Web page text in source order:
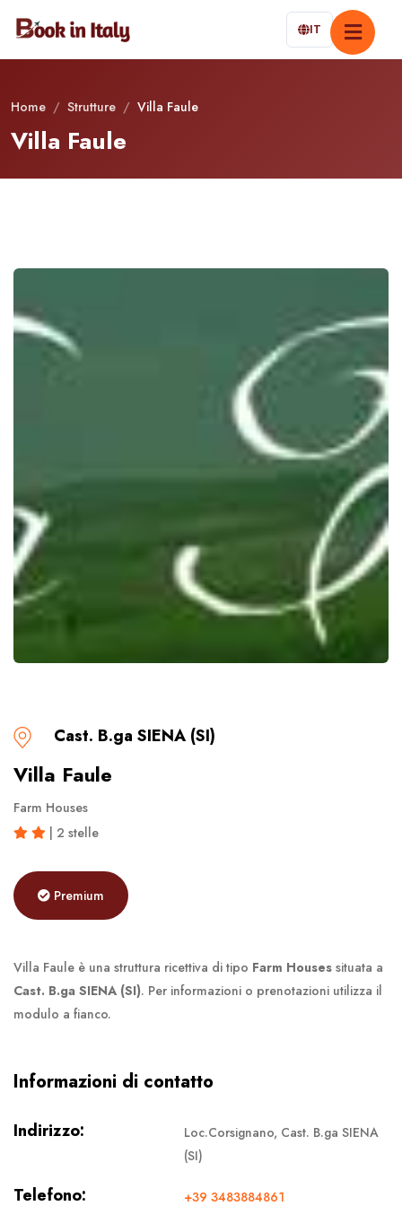
IT
Home / Strutture / Villa Faule
Villa Faule
Cast. B.ga SIENA (SI)
Villa Faule
Farm Houses
| 2 stelle
Premium
Villa Faule è una struttura ricettiva di tipo Farm Houses situata a
Cast. B.ga SIENA (SI). Per informazioni o prenotazioni utilizza il
modulo a fianco.
Informazioni di contatto
Indirizzo:
Loc.Corsignano, Cast. B.ga SIENA
(SI)
Telefono: +39 3483884861